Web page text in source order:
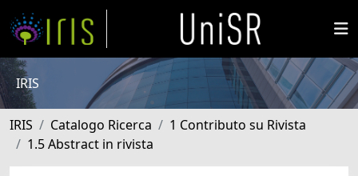
IRIS
IRIS Catalogo Ricerca
1 Contributo su Rivista
1.5 Abstract in rivista